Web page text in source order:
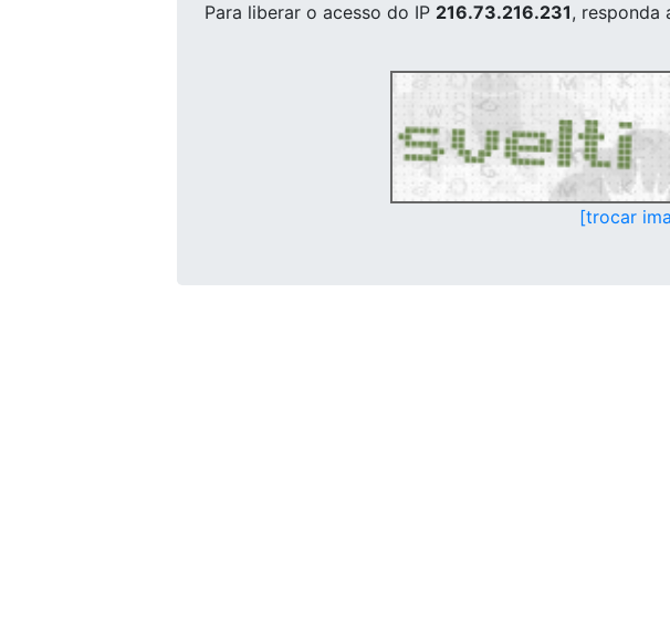
Para liberar o acesso do IP 216.73.216.231, responda
[trocar